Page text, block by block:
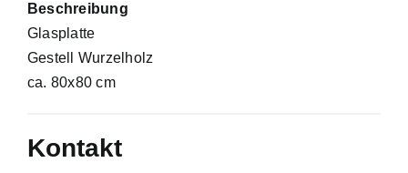
Beschreibung
Glasplatte
Gestell Wurzelholz
ca. 80x80 cm
Kontakt